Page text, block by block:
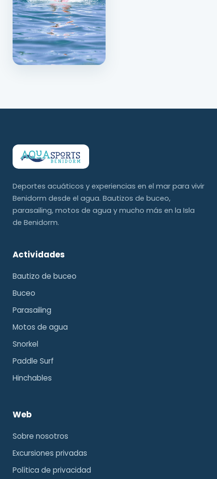
Deportes acuáticos y experiencias en el mar para vivir
Benidorm desde el agua. Bautizos de buceo,
parasailing, motos de agua y mucho más en la Isla
de Benidorm.
Actividades
Bautizo de buceo
Buceo
Parasailing
Motos de agua
Snorkel
Paddle Surf
Hinchables
Web
Sobre nosotros
Excursiones privadas
Política de privacidad